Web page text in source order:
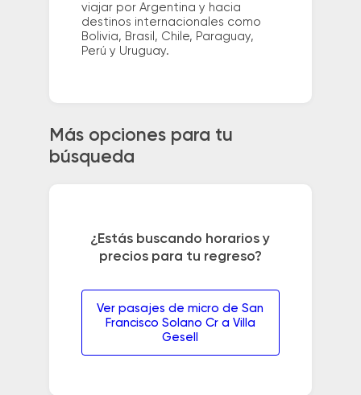
viajar por Argentina y hacia
destinos internacionales como
Bolivia, Brasil, Chile, Paraguay,
Perú y Uruguay.
Más opciones para tu
búsqueda
¿Estás buscando horarios y
precios para tu regreso?
Ver pasajes de micro de San
Francisco Solano Cr a Villa
Gesell